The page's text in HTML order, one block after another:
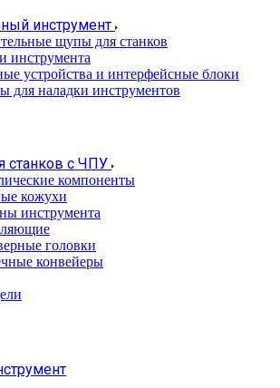
инструмент
щупы для станков
инструмента
устройства и интерфейсные блоки
для наладки инструментов
станков с ЧПУ
компоненты
кожухи
инструмента
головки
конвейеры